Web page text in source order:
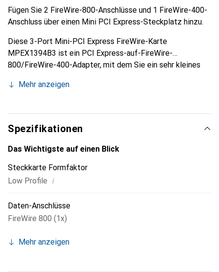
Fügen Sie 2 FireWire-800-Anschlüsse und 1 FireWire-400-
Anschluss über einen Mini PCI Express-Steckplatz hinzu.
Diese 3-Port Mini-PCI Express FireWire-Karte
MPEX1394B3 ist ein PCI Express-auf-FireWire-
800/FireWire-400-Adapter, mit dem Sie ein sehr kleines
Verbindung erweitern können. Die PCIe-FireWire-Karte
400-Port. Diese Adapterkarte unterstützt zudem die
neuesten externen FireWire-Speichergeräte bei
Datenübertragungsgeschwindigkeiten von bis zu 800
MBit/s. Aufgrund ihrer geringen Grösse ist die Mini PCI
sehr kleinen Computersystemen wie Mini-ITX oder
individuellen eingebetteten Lösungen geeignet, bei denen
werden kann.
Mehr anzeigen
Spezifikationen
Das Wichtigste auf einen Blick
Steckkarte Formfaktor
Low Profile i
Daten-Anschlüsse
FireWire 800 (1x)
Mehr anzeigen